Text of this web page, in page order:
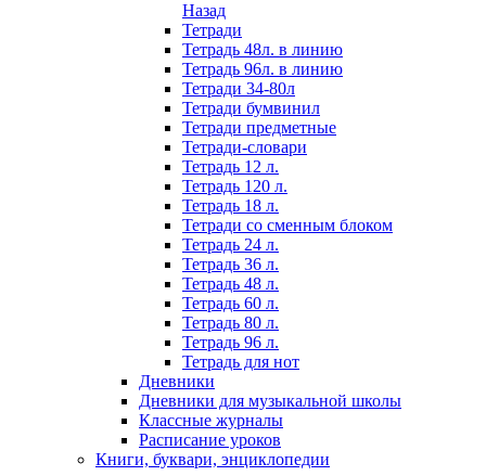
Назад
Тетради
Тетрадь 48л. в линию
Тетрадь 96л. в линию
Тетради 34-80л
Тетради бумвинил
Тетради предметные
Тетради-словари
Тетрадь 12 л.
Тетрадь 120 л.
Тетрадь 18 л.
Тетради со сменным блоком
Тетрадь 24 л.
Тетрадь 36 л.
Тетрадь 48 л.
Тетрадь 60 л.
Тетрадь 80 л.
Тетрадь 96 л.
Тетрадь для нот
Дневники
Дневники для музыкальной школы
Классные журналы
Расписание уроков
Книги, буквари, энциклопедии